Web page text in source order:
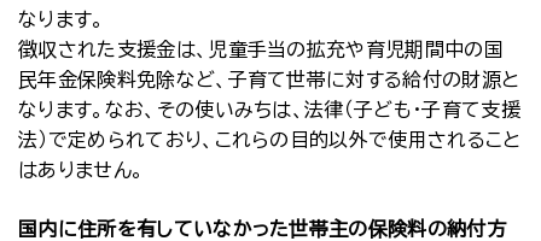
なります。
徴収された支援金は、児童手当の拡充や育児期間中の国
民年金保険料免除など、子育て世帯に対する給付の財源と
なります。なお、その使いみちは、法律（子ども・子育て支援
法）で定められており、これらの目的以外で使用されること
はありません。
国内に住所を有していなかった世帯主の保険料の納付方